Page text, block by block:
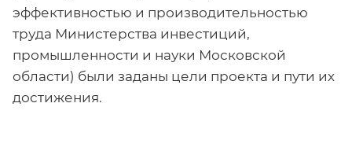
эффективностью и производительностью
труда Министерства инвестиций,
промышленности и науки Московской
области) были заданы цели проекта и пути их
достижения.